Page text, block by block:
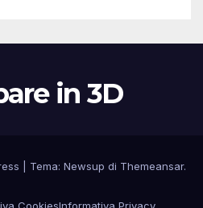
in 3D
Tema: Newsup di Themeansar.
CookiesInformativa Privacy